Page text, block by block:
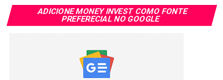
ADICIONE MONEY INVEST COMO FONTE
PREFERECIAL NO GOOGLE